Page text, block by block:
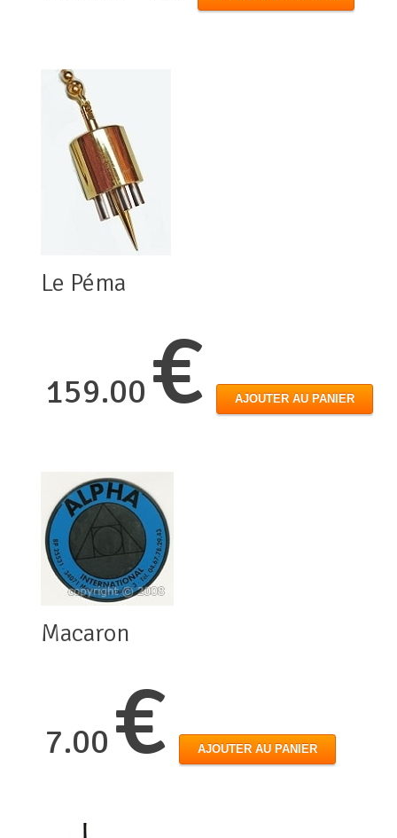
Le Péma
159.00 € AJOUTER AU PANIER
Macaron
7.00 € AJOUTER AU PANIER